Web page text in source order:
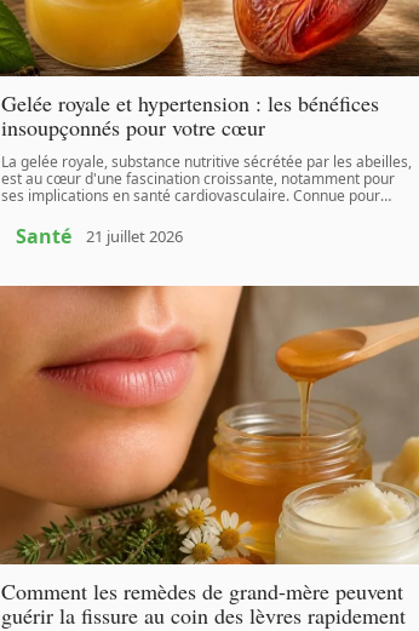
Gelée royale et hypertension : les bénéfices
insoupçonnés pour votre cœur
La gelée royale, substance nutritive sécrétée par les abeilles,
est au cœur d'une fascination croissante, notamment pour
ses implications en santé cardiovasculaire. Connue pour…
Santé 21 juillet 2026
Comment les remèdes de grand-mère peuvent
guérir la fissure au coin des lèvres rapidement